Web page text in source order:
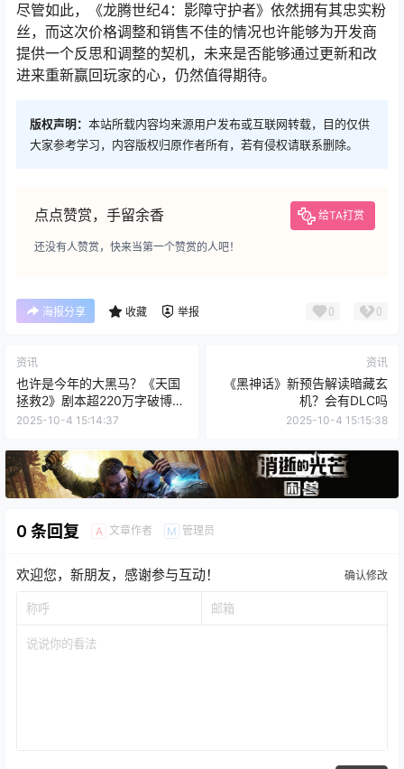
尽管如此，《龙腾世纪4：影障守护者》依然拥有其忠实粉
丝，而这次价格调整和销售不佳的情况也许能够为开发商
提供一个反思和调整的契机，未来是否能够通过更新和改
进来重新赢回玩家的心，仍然值得期待。
版权声明： 本站所载内容均来源用户发布或互联网转载，目的仅供
大家参考学习，内容版权归原作者所有，若有侵权请联系删除。
点点赞赏，手留余香 给TA打赏
还没有人赞赏，快来当第一个赞赏的人吧！
海报分享 收藏 举报 0 0
资讯
也许是今年的大黑马？《天国
拯救2》剧本超220万字破博德
之门3记录
2025-10-4 15:14:37
资讯
《黑神话》新预告解读暗藏玄
机？会有DLC吗
2025-10-4 15:15:38
0 条回复 A 文章作者 M 管理员
欢迎您，新朋友，感谢参与互动！ 确认修改